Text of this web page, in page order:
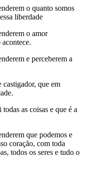
o quanto somos
liberdade
o amor
e perceberem a
que em
as coisas e que é a
que podemos e
coração, com toda
todos os seres e tudo o